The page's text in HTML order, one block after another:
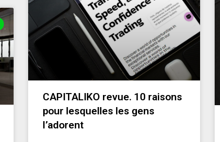
CAPITALIKO revue. 10 raisons
pour lesquelles les gens
l’adorent